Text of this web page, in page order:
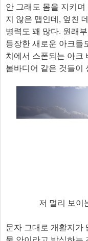
안 그래도 몸을 지키
지 않은 맵인데, 엎친
병력도 꽤 많다. 원래
등장한 새로운 아크들
치에서 스폰되는 아크
봄바디어 같은 것들이
저 멀리 보이
문자 그대로 개활지가